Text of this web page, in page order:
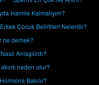
Hamile Kalmalıyım?
Erkek Çocuk Belirtileri Nelerdir?
ne demek?
Anlaşılırdı?
neden olur?
Bakılır?